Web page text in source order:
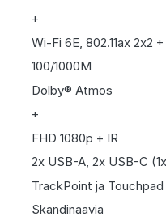
+
Wi-Fi 6E, 802.11ax 2x2
100/1000M
Dolby® Atmos
+
FHD 1080p + IR
2x USB-A, 2x USB-C
TrackPoint ja Touchpad
Skandinaavia